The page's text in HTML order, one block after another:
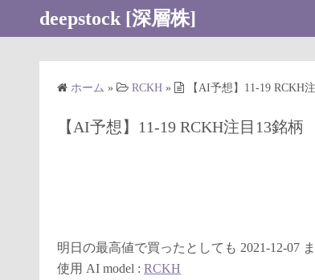
deepstock [深層株]
ホーム » RCKH » 【AI予想】11-19 RCKH
【AI予想】11-19 RCKH注目13銘柄
明日の最高値で買ったとしても 2021-12-07
使用 AI model : RCKH